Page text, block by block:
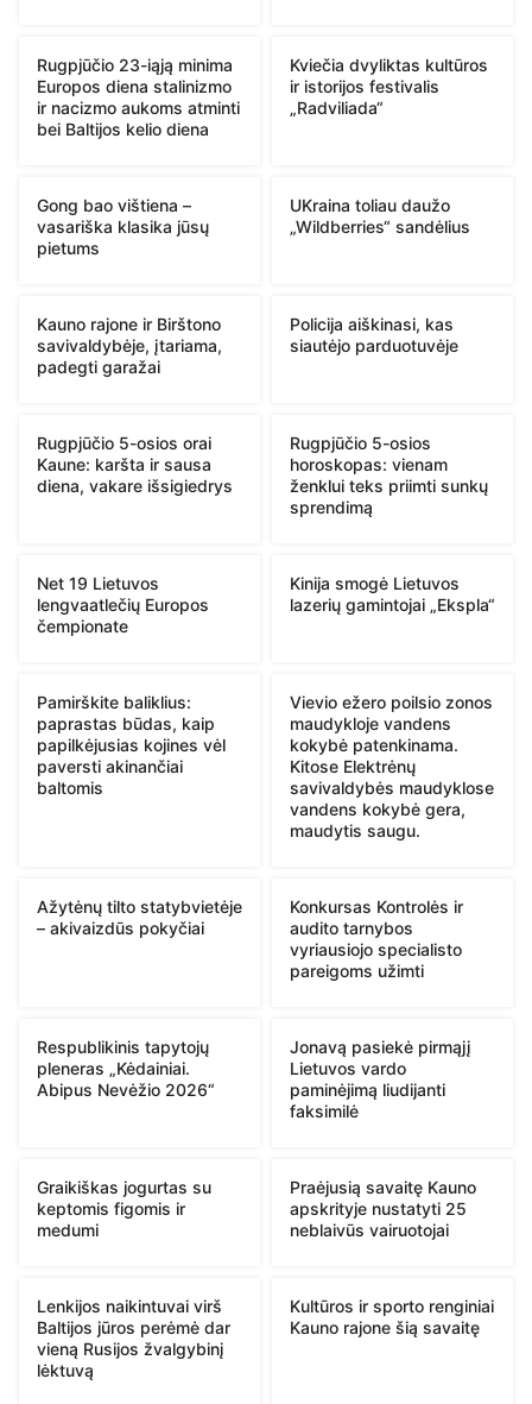
Rugpjūčio 23-iąją minima
Europos diena stalinizmo
ir nacizmo aukoms atminti
bei Baltijos kelio diena
Kviečia dvyliktas kultūros
ir istorijos festivalis
„Radviliada“
Gong bao vištiena –
vasariška klasika jūsų
pietums
UKraina toliau daužo
„Wildberries“ sandėlius
Kauno rajone ir Birštono
savivaldybėje, įtariama,
padegti garažai
Policija aiškinasi, kas
siautėjo parduotuvėje
Rugpjūčio 5-osios orai
Kaune: karšta ir sausa
diena, vakare išsigiedrys
Rugpjūčio 5-osios
horoskopas: vienam
ženklui teks priimti sunkų
sprendimą
Net 19 Lietuvos
lengvaatlečių Europos
čempionate
Kinija smogė Lietuvos
lazerių gamintojai „Ekspla“
Pamirškite baliklius:
paprastas būdas, kaip
papilkėjusias kojines vėl
paversti akinančiai
baltomis
Vievio ežero poilsio zonos
maudykloje vandens
kokybė patenkinama.
Kitose Elektrėnų
savivaldybės maudyklose
vandens kokybė gera,
maudytis saugu.
Ažytėnų tilto statybvietėje
– akivaizdūs pokyčiai
Konkursas Kontrolės ir
audito tarnybos
vyriausiojo specialisto
pareigoms užimti
Respublikinis tapytojų
pleneras „Kėdainiai.
Abipus Nevėžio 2026“
Jonavą pasiekė pirmąjį
Lietuvos vardo
paminėjimą liudijanti
faksimilė
Graikiškas jogurtas su
keptomis figomis ir
medumi
Praėjusią savaitę Kauno
apskrityje nustatyti 25
neblaivūs vairuotojai
Lenkijos naikintuvai virš
Baltijos jūros perėmė dar
vieną Rusijos žvalgybinį
lėktuvą
Kultūros ir sporto renginiai
Kauno rajone šią savaitę